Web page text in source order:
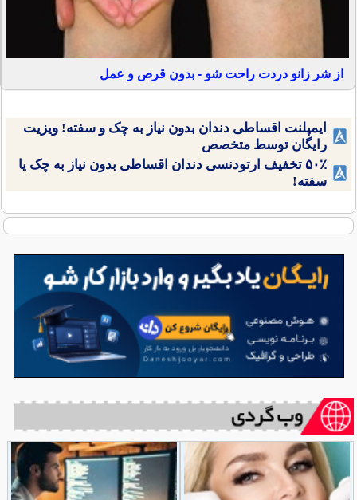
از شر زانو دردت راحت شو - بدون قرص و عمل
ایمپلنت اقساطی دندان بدون نیاز به چک و سفته! ویزیت
رایگان توسط متخصص
۵۰٪ تخفیف ارتودنسی دندان اقساطی بدون نیاز به چک یا
سفته!